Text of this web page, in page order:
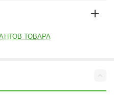
ТОВАРА